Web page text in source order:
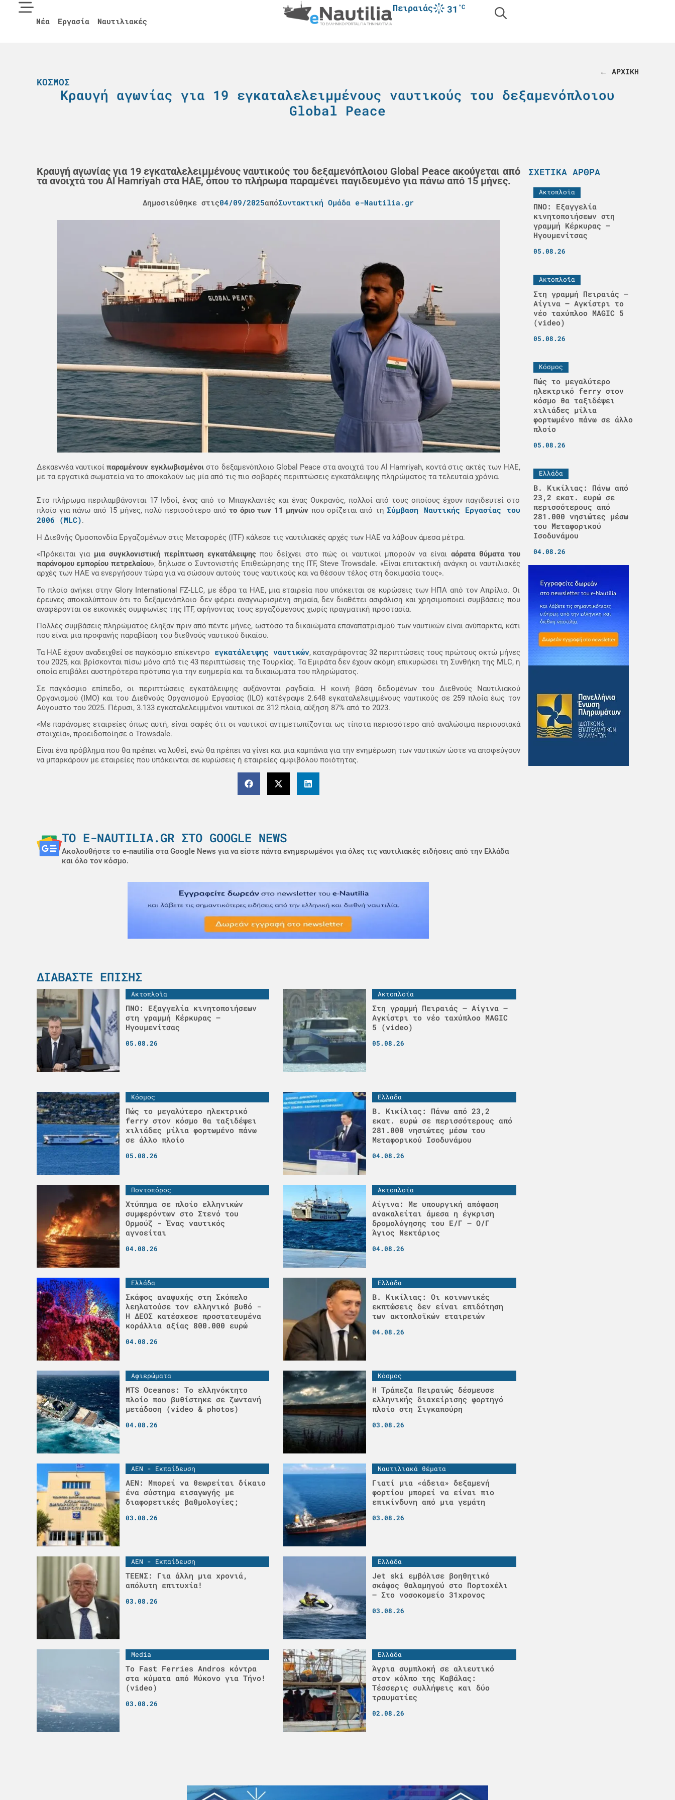
Νέα Εργασία Ναυτιλιακές
Πειραιάς 31 °C
← ΑΡΧΙΚΗ
ΚΌΣΜΟΣ
Κραυγή αγωνίας για 19 εγκαταλελειμμένους ναυτικούς του δεξαμενόπλοιου
Global Peace
Κραυγή αγωνίας για 19 εγκαταλελειμμένους ναυτικούς του δεξαμενόπλοιου Global Peace ακούγεται από
τα ανοιχτά του Al Hamriyah στα ΗΑΕ, όπου το πλήρωμα παραμένει παγιδευμένο για πάνω από 15 μήνες.
Δημοσιεύθηκε στις04/09/2025απόΣυντακτική Ομάδα e-Nautilia.gr
Δεκαεννέα ναυτικοί παραμένουν εγκλωβισμένοιστο δεξαμενόπλοιο Global Peace στα ανοιχτά του Al Hamriyah, κοντά στις ακτές των ΗΑΕ,
με τα εργατικά σωματεία να το αποκαλούν ως μία από τις πιο σοβαρές περιπτώσεις εγκατάλειψης πληρώματος τα τελευταία χρόνια.
Στο πλήρωμα περιλαμβάνονται 17 Ινδοί, ένας από το Μπαγκλαντές και ένας Ουκρανός, πολλοί από τους οποίους έχουν παγιδευτεί στο
πλοίο για πάνω από 15 μήνες, πολύ περισσότερο ​​απότο όριο των 11 μηνών που ορίζεται από τηΣύμβαση Ναυτικής Εργασίας του
2006 (MLC).
Η Διεθνής Ομοσπονδία Εργαζομένων στις Μεταφορές (ITF) κάλεσε τις ναυτιλιακές αρχές των ΗΑΕ να λάβουν άμεσα μέτρα.
«Πρόκειται για μια συγκλονιστική περίπτωση εγκατάλειψηςπου δείχνει στο πώς οι ναυτικοί μπορούν να είναι αόρατα θύματα του
παράνομου εμπορίου πετρελαίου», δήλωσε ο Συντονιστής Επιθεώρησης της ITF, Steve Trowsdale. «Είναι επιτακτική ανάγκη οι ναυτιλιακές
αρχές των ΗΑΕ να ενεργήσουν τώρα για να σώσουν αυτούς τους ναυτικούς και να θέσουν τέλος στη δοκιμασία τους».
Το πλοίο ανήκει στην Glory International FZ-LLC, με έδρα τα ΗΑΕ, μια εταιρεία που υπόκειται σε κυρώσεις των ΗΠΑ από τον Απρίλιο. Οι
έρευνες αποκαλύπτουν ότι το δεξαμενόπλοιο δεν φέρει αναγνωρισμένη σημαία, δεν διαθέτει ασφάλιση και χρησιμοποιεί συμβάσεις που
αναφέρονται σε εικονικές συμφωνίες της ITF, αφήνοντας τους εργαζόμενους χωρίς πραγματική προστασία.
Πολλές συμβάσεις πληρώματος έληξαν πριν από πέντε μήνες, ωστόσο τα δικαιώματα επαναπατρισμού των ναυτικών είναι ανύπαρκτα, κάτι
που είναι μια προφανής παραβίαση του διεθνούς ναυτικού δικαίου.
Τα ΗΑΕ έχουν αναδειχθεί σε παγκόσμιο επίκεντρο
εγκατάλειψης ναυτικών, καταγράφοντας 32 περιπτώσεις τους πρώτους οκτώ μήνες
του 2025, και βρίσκονται πίσω μόνο από τις 43 περιπτώσεις της Τουρκίας. Τα Εμιράτα δεν έχουν ακόμη επικυρώσει τη Συνθήκη της MLC, η
οποία επιβάλει αυστηρότερα πρότυπα για την ευημερία και τα δικαιώματα του πληρώματος.
Σε παγκόσμιο επίπεδο, οι περιπτώσεις εγκατάλειψης αυξάνονται ραγδαία. Η κοινή βάση δεδομένων του Διεθνούς Ναυτιλιακού
Οργανισμού (IMO) και του Διεθνούς Οργανισμού Εργασίας (ILO) κατέγραψε 2.648 εγκαταλελειμμένους ναυτικούς σε 259 πλοία έως τον
Αύγουστο του 2025. Πέρυσι, 3.133 εγκαταλελειμμένοι ναυτικοί σε 312 πλοία, αύξηση 87% από το 2023.
«Με παράνομες εταιρείες όπως αυτή, είναι σαφές ότι οι ναυτικοί αντιμετωπίζονται ως τίποτα περισσότερο από αναλώσιμα περιουσιακά
στοιχεία», προειδοποίησε ο Trowsdale.
Είναι ένα πρόβλημα που θα πρέπει να λυθεί, ενώ θα πρέπει να γίνει και μια καμπάνια για την ενημέρωση των ναυτικών ώστε να αποφεύγουν
να μπαρκάρουν με εταιρείες που υπόκεινται σε κυρώσεις ή εταιρείες αμφιβόλου ποιότητας.
ΤΟ E-NAUTILIA.GR ΣΤΟ GOOGLE NEWS
Ακολουθήστε το e-nautilia στα Google News για να είστε πάντα ενημερωμένοι για όλες τις ναυτιλιακές ειδήσεις από την Ελλάδα
και όλο τον κόσμο.
ΔΙΑΒΆΣΤΕ ΕΠΊΣΗΣ
Ακτοπλοϊα
ΠΝΟ: Εξαγγελία κινητοποιήσεων
στη γραμμή Κέρκυρας –
Ηγουμενίτσας
05.08.26
Ακτοπλοϊα
Στη γραμμή Πειραιάς – Αίγινα –
Αγκίστρι το νέο ταχύπλοο MAGIC
5 (video)
05.08.26
Κόσμος
Πώς το μεγαλύτερο ηλεκτρικό
ferry στον κόσμο θα ταξιδέψει
χιλιάδες μίλια φορτωμένο πάνω
σε άλλο πλοίο
05.08.26
Ελλάδα
Β. Κικίλιας: Πάνω από 23,2
εκατ. ευρώ σε περισσότερους από
281.000 νησιώτες μέσω του
Μεταφορικού Ισοδυνάμου
04.08.26
Ποντοπόρος
Χτύπημα σε πλοίο ελληνικών
συμφερόντων στο Στενό του
Ορμούζ - Ένας ναυτικός
αγνοείται
04.08.26
Ακτοπλοϊα
Αίγινα: Με υπουργική απόφαση
ανακαλείται άμεσα η έγκριση
δρομολόγησης του Ε/Γ – Ο/Γ
Άγιος Νεκτάριος
04.08.26
Ελλάδα
Σκάφος αναψυχής στη Σκόπελο
λεηλατούσε τον ελληνικό βυθό -
H ΔΕΟΣ κατέσχεσε προστατευμένα
κοράλλια αξίας 800.000 ευρώ
04.08.26
Ελλάδα
Β. Κικίλιας: Οι κοινωνικές
εκπτώσεις δεν είναι επιδότηση
των ακτοπλοϊκών εταιρειών
04.08.26
Αφιερώματα
MTS Oceanos: Το ελληνόκτητο
πλοίο που βυθίστηκε σε ζωντανή
μετάδοση (video & photos)
04.08.26
Κόσμος
Η Τράπεζα Πειραιώς δέσμευσε
ελληνικής διαχείρισης φορτηγό
πλοίο στη Σιγκαπούρη
03.08.26
ΑΕΝ - Εκπαίδευση
ΑΕΝ: Μπορεί να θεωρείται δίκαιο
ένα σύστημα εισαγωγής με
διαφορετικές βαθμολογίες;
03.08.26
Ναυτιλιακά θέματα
Γιατί μια «άδεια» δεξαμενή
φορτίου μπορεί να είναι πιο
επικίνδυνη από μια γεμάτη
03.08.26
ΑΕΝ - Εκπαίδευση
ΤΕΕΝΣ: Για άλλη μια χρονιά,
απόλυτη επιτυχία!
03.08.26
Ελλάδα
Jet ski εμβόλισε βοηθητικό
σκάφος θαλαμηγού στο Πορτοχέλι
– Στο νοσοκομείο 31χρονος
03.08.26
Media
Το Fast Ferries Andros κόντρα
στα κύματα από Μύκονο για Τήνο!
(video)
03.08.26
Ελλάδα
Άγρια συμπλοκή σε αλιευτικό
στον κόλπο της Καβάλας:
Τέσσερις συλλήψεις και δύο
τραυματίες
02.08.26
ΣΧΕΤΙΚΆ ΆΡΘΡΑ
Ακτοπλοϊα
ΠΝΟ: Εξαγγελία
κινητοποιήσεων στη
γραμμή Κέρκυρας –
Ηγουμενίτσας
05.08.26
Ακτοπλοϊα
Στη γραμμή Πειραιάς –
Αίγινα – Αγκίστρι το
νέο ταχύπλοο MAGIC 5
(video)
05.08.26
Κόσμος
Πώς το μεγαλύτερο
ηλεκτρικό ferry στον
κόσμο θα ταξιδέψει
χιλιάδες μίλια
φορτωμένο πάνω σε άλλο
πλοίο
05.08.26
Ελλάδα
Β. Κικίλιας: Πάνω από
23,2 εκατ. ευρώ σε
περισσότερους από
281.000 νησιώτες μέσω
του Μεταφορικού
Ισοδυνάμου
04.08.26